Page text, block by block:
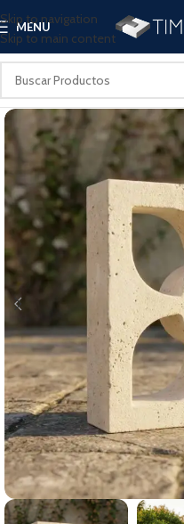
Skip to navigation
Skip to main content
MENU